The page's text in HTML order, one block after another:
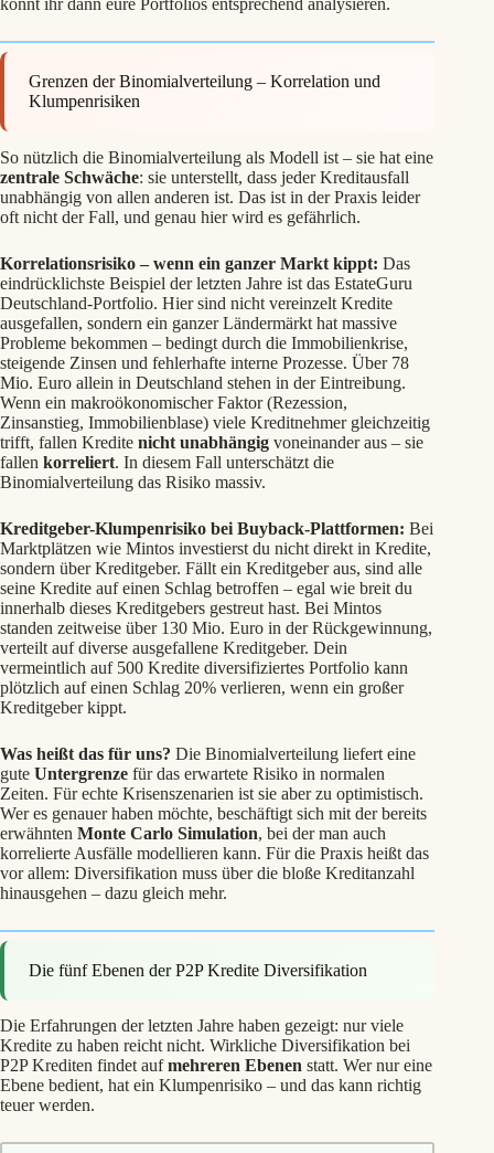
Grenzen der Binomialverteilung – Korrelation und
Klumpenrisiken
So nützlich die Binomialverteilung als Modell ist – sie hat eine
zentrale Schwäche: sie unterstellt, dass jeder Kreditausfall
unabhängig von allen anderen ist. Das ist in der Praxis leider
oft nicht der Fall, und genau hier wird es gefährlich.
Korrelationsrisiko – wenn ein ganzer Markt kippt: Das
eindrücklichste Beispiel der letzten Jahre ist das EstateGuru
Deutschland-Portfolio. Hier sind nicht vereinzelt Kredite
ausgefallen, sondern ein ganzer Ländermärkt hat massive
Probleme bekommen – bedingt durch die Immobilienkrise,
steigende Zinsen und fehlerhafte interne Prozesse. Über 78
Mio. Euro allein in Deutschland stehen in der Eintreibung.
Wenn ein makroökonomischer Faktor (Rezession,
Zinsanstieg, Immobilienblase) viele Kreditnehmer gleichzeitig
trifft, fallen Kredite nicht unabhängig voneinander aus – sie
fallen korreliert. In diesem Fall unterschätzt die
Binomialverteilung das Risiko massiv.
Kreditgeber-Klumpenrisiko bei Buyback-Plattformen: Bei
Marktplätzen wie Mintos investierst du nicht direkt in Kredite,
sondern über Kreditgeber. Fällt ein Kreditgeber aus, sind alle
seine Kredite auf einen Schlag betroffen – egal wie breit du
innerhalb dieses Kreditgebers gestreut hast. Bei Mintos
standen zeitweise über 130 Mio. Euro in der Rückgewinnung,
verteilt auf diverse ausgefallene Kreditgeber. Dein
vermeintlich auf 500 Kredite diversifiziertes Portfolio kann
plötzlich auf einen Schlag 20% verlieren, wenn ein großer
Kreditgeber kippt.
Was heißt das für uns? Die Binomialverteilung liefert eine
gute Untergrenze für das erwartete Risiko in normalen
Zeiten. Für echte Krisenszenarien ist sie aber zu optimistisch.
Wer es genauer haben möchte, beschäftigt sich mit der bereits
erwähnten Monte Carlo Simulation, bei der man auch
korrelierte Ausfälle modellieren kann. Für die Praxis heißt das
vor allem: Diversifikation muss über die bloße Kreditanzahl
hinausgehen – dazu gleich mehr.
Die fünf Ebenen der P2P Kredite Diversifikation
Die Erfahrungen der letzten Jahre haben gezeigt: nur viele
Kredite zu haben reicht nicht. Wirkliche Diversifikation bei
P2P Krediten findet aufmehreren Ebenen statt. Wer nur eine
Ebene bedient, hat ein Klumpenrisiko – und das kann richtig
teuer werden.